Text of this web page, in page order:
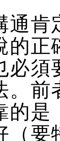
通肯
的正
必須
。前
的是
（要